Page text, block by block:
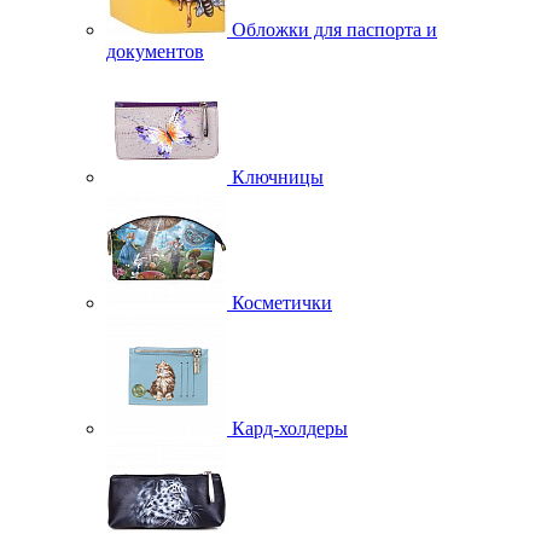
Обложки для паспорта и
документов
Ключницы
Косметички
Кард-холдеры